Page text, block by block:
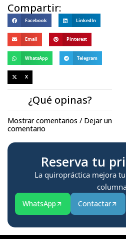
Compartir:
Facebook LinkedIn
Email Pinterest
WhatsApp Telegram
X
¿Qué opinas?
Mostrar comentarios / Dejar un
comentario
Reserva tu
La quiropráctica mejora
WhatsApp Contactar